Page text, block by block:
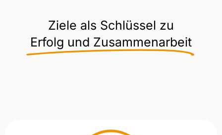
Ziele als Schlüssel zu
Erfolg und Zusammenarbeit